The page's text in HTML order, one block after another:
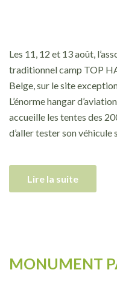
Les 11, 12 et 13 août,
traditionnel camp TOP
Belge, sur le site
L’énorme hangar
accueille les tentes des
d’aller tester son véhicule
Lire la suite
MONUMENT